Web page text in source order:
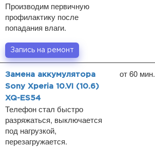
Производим первичную
профилактику после
попадания влаги.
Запись на ремонт
Замена аккумулятора
Sony Xperia 10.VI (10.6)
XQ-ES54
Телефон стал быстро
разряжаться, выключается
под нагрузкой,
перезагружается.
от 60 мин.